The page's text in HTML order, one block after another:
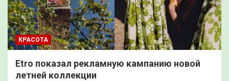
КРАСОТА
Etro показал рекламную кампанию новой
летней коллекции